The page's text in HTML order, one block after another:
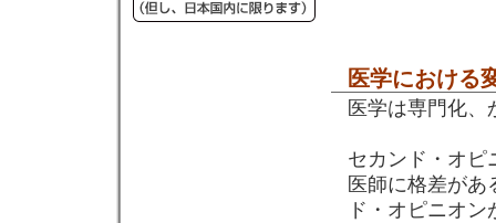
医学における
医学は専門化、
セカンド・オピ
医師に格差が
ド・オピニオ